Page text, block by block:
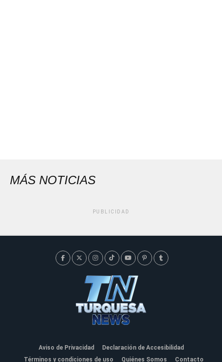
MÁS NOTICIAS
PUBLICIDAD
Aviso de Privacidad
Declaración de Accesibilidad
Términos y condiciones de uso
Quiénes Somos Contacto